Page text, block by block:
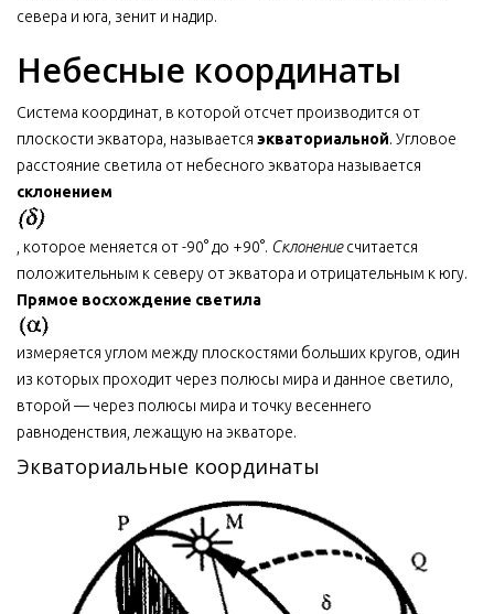
севера и юга, зенит и надир.
Небесные координаты
Система координат, в которой отсчет производится от
плоскости экватора, называется экваториальной. Угловое
расстояние светила от небесного экватора называется
склонением
, которое меняется от -90° до +90°. Склонениесчитается
положительным к северу от экватора и отрицательным к югу.
Прямое восхождение светила
измеряется углом между плоскостями больших кругов, один
из которых проходит через полюсы мира и данное светило,
второй — через полюсы мира и точку весеннего
равноденствия, лежащую на экваторе.
Экваториальные координаты